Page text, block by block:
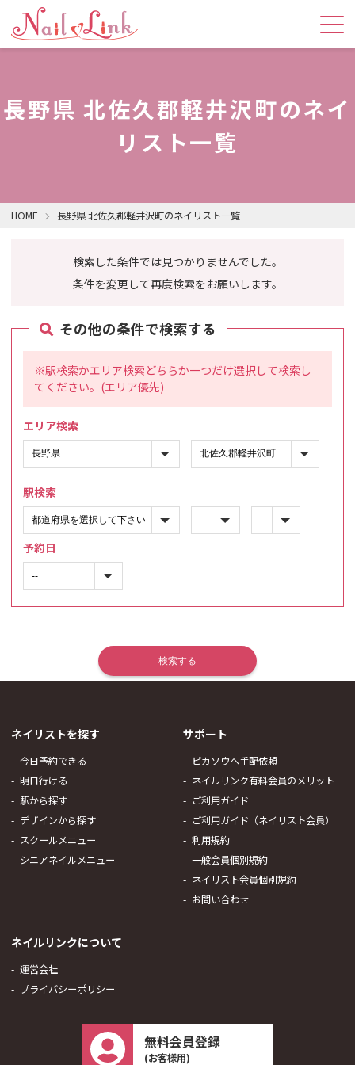
長野県 北佐久郡軽井沢町のネイ
リスト一覧
HOME 長野県 北佐久郡軽井沢町のネイリスト一覧
検索した条件では見つかりませんでした。
条件を変更して再度検索をお願いします。
その他の条件で検索する
※駅検索かエリア検索どちらか一つだけ選択して検索し
てください。(エリア優先)
エリア検索
駅検索
予約日
ネイリストを探す
今日予約できる
明日行ける
駅から探す
デザインから探す
スクールメニュー
シニアネイルメニュー
サポート
ピカソウへ手配依頼
ネイルリンク有料会員のメリット
ご利用ガイド
ご利用ガイド（ネイリスト会員）
利用規約
一般会員個別規約
ネイリスト会員個別規約
お問い合わせ
ネイルリンクについて
運営会社
プライバシーポリシー
無料会員登録
(お客様用)